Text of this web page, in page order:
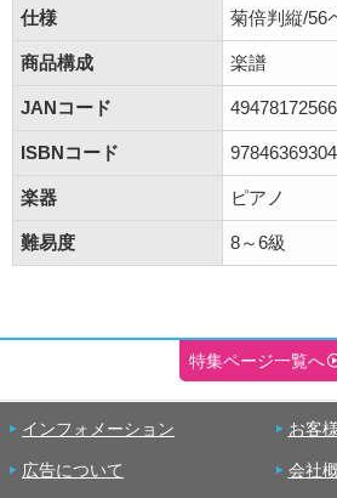
仕様 菊倍判縦/56
商品構成 楽譜
JANコード
ISBNコード
楽器 ピアノ
難易度 8～6級
特集ページ一覧へ
インフォメーション お客
広告について 会社